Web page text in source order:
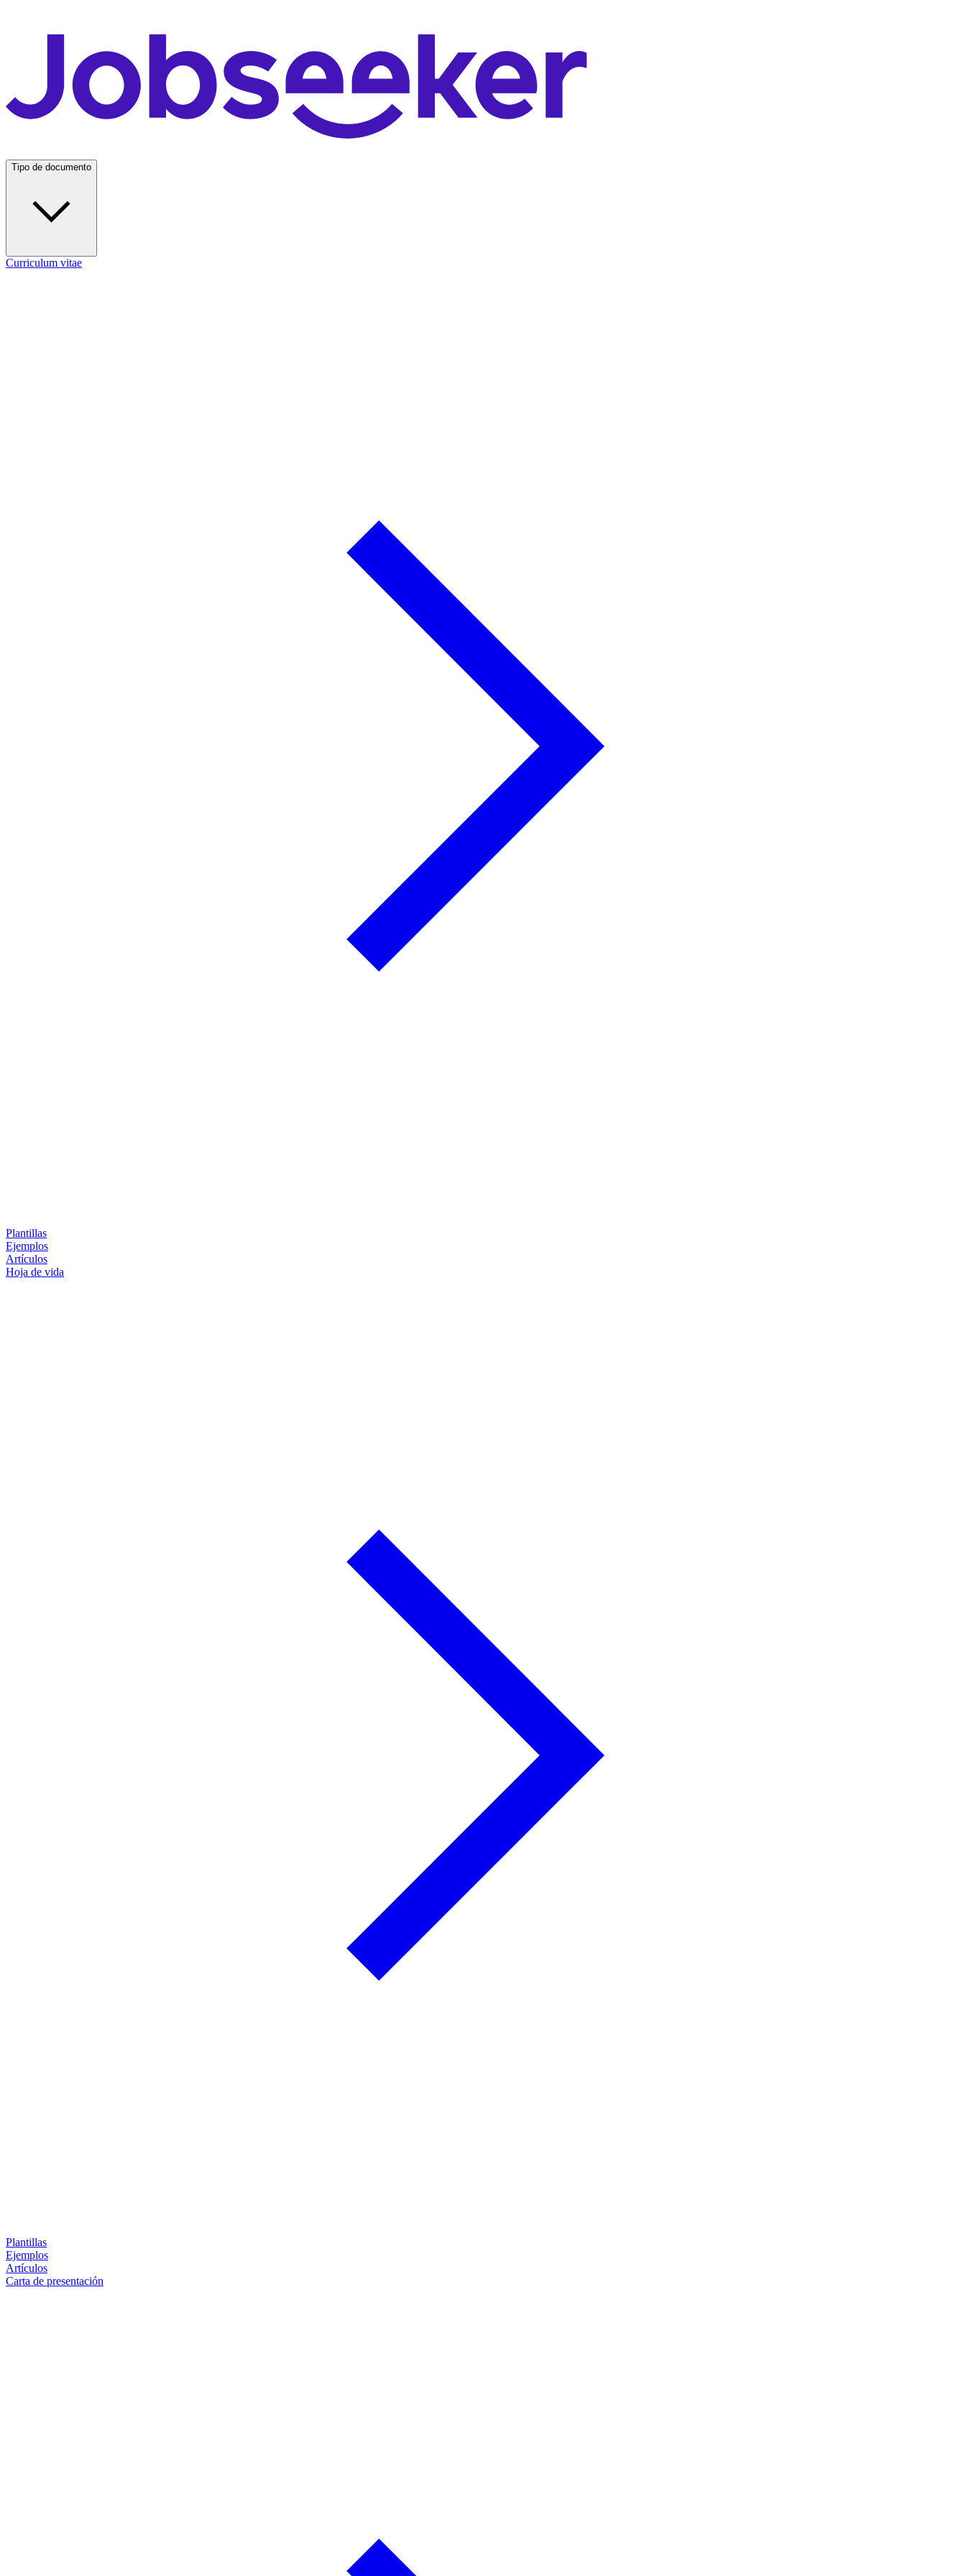
Tipo de documento
Curriculum vitae
Plantillas
Ejemplos
Artículos
Hoja de vida
Plantillas
Ejemplos
Artículos
Carta de presentación